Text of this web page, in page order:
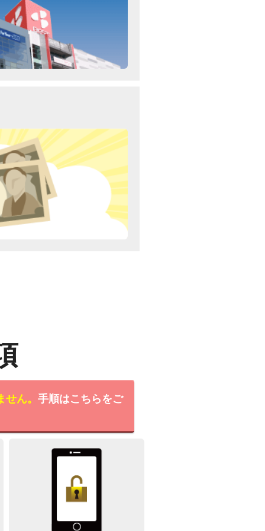
ん。 手順はこちらをご